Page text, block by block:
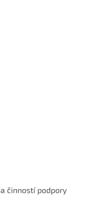
činností podpory